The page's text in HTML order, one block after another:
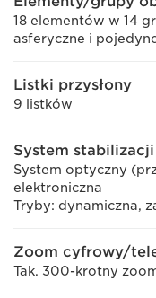
18 elementów w 14
asferyczne i
Listki przysłony
9 listków
System
System optyczny
elektroniczna
Tryby: dynamiczna,
Zoom cyfrowy/
Tak. 300-krotny